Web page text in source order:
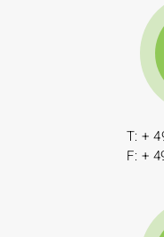
T: +
F: +